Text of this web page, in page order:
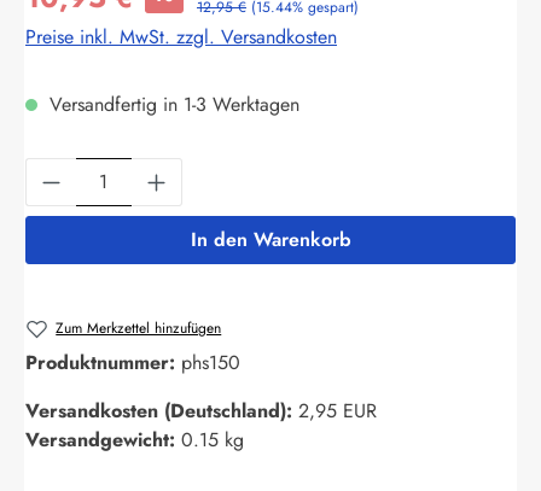
12,95 € (15.44% gespart)
Preise inkl. MwSt. zzgl. Versandkosten
Versandfertig in 1-3 Werktagen
Produkt Anzahl: Gib den gewünschten
In den Warenkorb
Zum Merkzettel hinzufügen
Produktnummer: phs150
Versandkosten (Deutschland): 2,95 EUR
Versandgewicht: 0.15 kg